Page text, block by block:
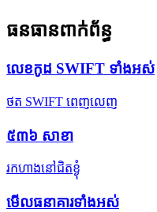
ធនធានពាក់ព័ន្ធ
លេខកូដ SWIFT ទាំងអស់
ថត SWIFT ពេញលេញ
៥៣៦ សាខា
រកហាងនៅជិតខ្ងុំ
មើលធនាគារទាំងអស់